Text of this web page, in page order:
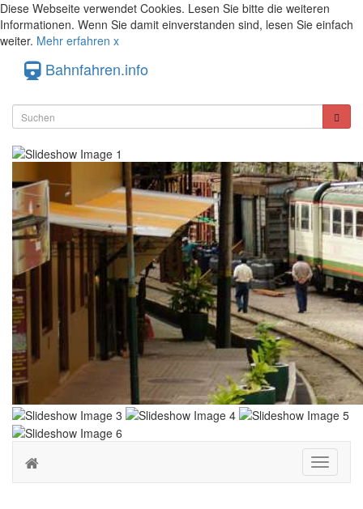
Diese Webseite verwendet Cookies. Lesen Sie bitte die weiteren
Informationen. Wenn Sie damit einverstanden sind, lesen Sie einfach
weiter. Mehr erfahren x
Bahnfahren.info
Toggle